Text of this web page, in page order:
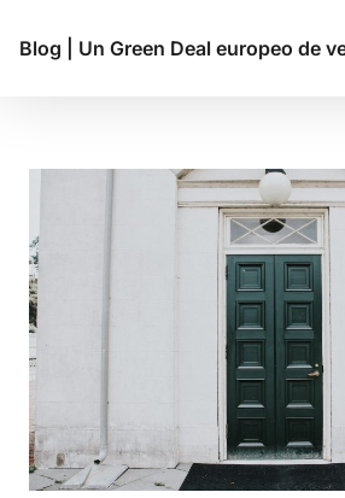
Blog Un Green Deal europeo de velocidad lenta tras una